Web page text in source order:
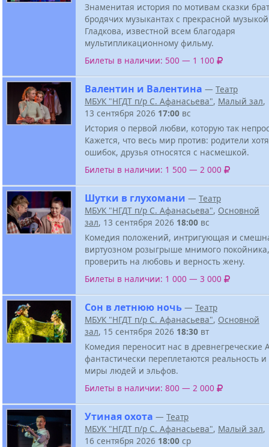
Знаменитая история по мотивам сказки
бродячих музыкантах с прекрасной
Гладкова, известной всем благодаря
мультипликационному фильму.
Билеты в наличии: 500 — 1 100
Валентин и Валентина — Театр
МБУК "НГДТ п/р С. Афанасьева", Малый зал,
13 сентября 2026 17:00 вс
История о первой любви, которую так
Кажется, что весь мир против: родители
ошибок, друзья относятся с насмешкой.
Билеты в наличии: 1 500 — 2 000
Шутки в глухомани — Театр
МБУК "НГДТ п/р С. Афанасьева", Основной
зал, 13 сентября 2026 18:00 вс
Комедия положений, интригующая и
виртуозном розыгрыше мнимого
проверить на любовь и верность жену.
Билеты в наличии: 1 000 — 3 000
Сон в летнюю ночь — Театр
МБУК "НГДТ п/р С. Афанасьева", Основной
зал, 15 сентября 2026 18:30 вт
Комедия переносит нас в древнегреческие
фантастически переплетаются реальность
миры людей и эльфов.
Билеты в наличии: 800 — 2 000
Утиная охота — Театр
МБУК "НГДТ п/р С. Афанасьева", Малый зал,
16 сентября 2026 18:00 ср